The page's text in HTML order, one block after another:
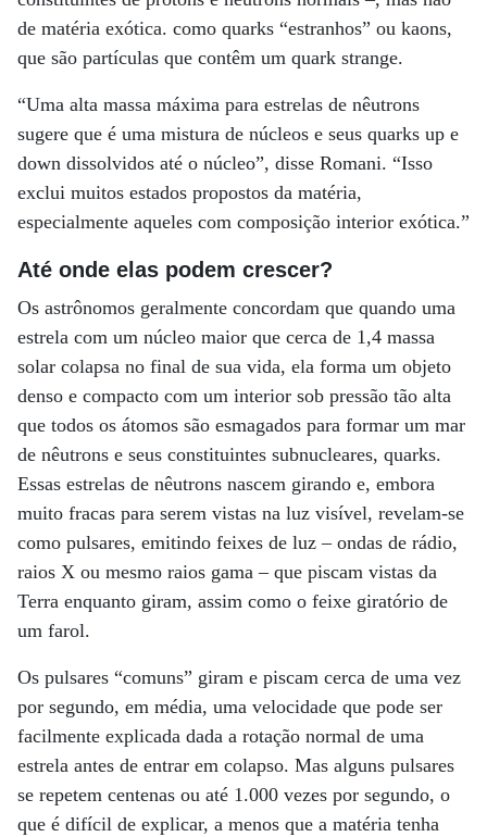
de matéria exótica. como quarks “estranhos” ou kaons,
que são partículas que contêm um quark strange.
“Uma alta massa máxima para estrelas de nêutrons
sugere que é uma mistura de núcleos e seus quarks up e
down dissolvidos até o núcleo”, disse Romani. “Isso
exclui muitos estados propostos da matéria,
especialmente aqueles com composição interior exótica.”
Até onde elas podem crescer?
Os astrônomos geralmente concordam que quando uma
estrela com um núcleo maior que cerca de 1,4 massa
solar colapsa no final de sua vida, ela forma um objeto
denso e compacto com um interior sob pressão tão alta
que todos os átomos são esmagados para formar um mar
de nêutrons e seus constituintes subnucleares, quarks.
Essas estrelas de nêutrons nascem girando e, embora
muito fracas para serem vistas na luz visível, revelam-se
como pulsares, emitindo feixes de luz – ondas de rádio,
raios X ou mesmo raios gama – que piscam vistas da
Terra enquanto giram, assim como o feixe giratório de
um farol.
Os pulsares “comuns” giram e piscam cerca de uma vez
por segundo, em média, uma velocidade que pode ser
facilmente explicada dada a rotação normal de uma
estrela antes de entrar em colapso. Mas alguns pulsares
se repetem centenas ou até 1.000 vezes por segundo, o
que é difícil de explicar, a menos que a matéria tenha